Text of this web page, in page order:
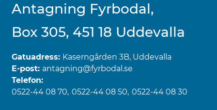
Antagning Fyrbodal,
Box 305, 451 18 Uddevalla
Gatuadress: Kaserngården 3B, Uddevalla
E-post: antagning@fyrbodal.se
Telefon:
0522-44 08 70 0522-44 08 50 0522-44 08 30